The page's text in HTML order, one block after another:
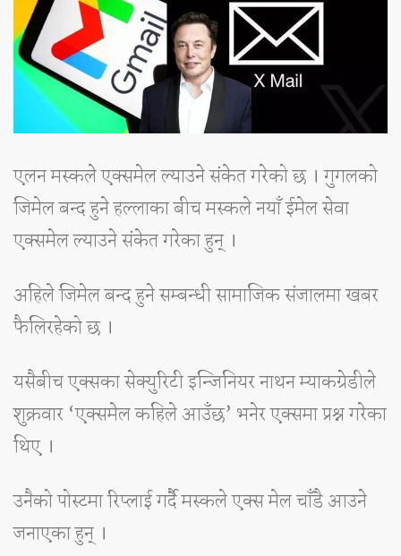
एलन मस्कले एक्समेल ल्याउने संकेत गरेको छ । गुगलको
जिमेल बन्द हुने हल्लाका बीच मस्कले नयाँ ईमेल सेवा
एक्समेल ल्याउने संकेत गरेका हुन् ।
अहिले जिमेल बन्द हुने सम्बन्धी सामाजिक संजालमा खबर
फैलिरहेको छ ।
यसैबीच एक्सका सेक्युरिटी इन्जिनियर नाथन म्याकग्रेडीले
शुक्रवार ‘एक्समेल कहिले आउँछ’ भनेर एक्समा प्रश्न गरेका
थिए ।
उनैको पोस्टमा रिप्लाई गर्दै मस्कले एक्स मेल चाँडै आउने
जनाएका हुन् ।